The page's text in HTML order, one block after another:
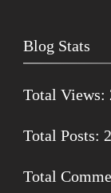
Blog Stats
Total Views:
Total Posts:
Total